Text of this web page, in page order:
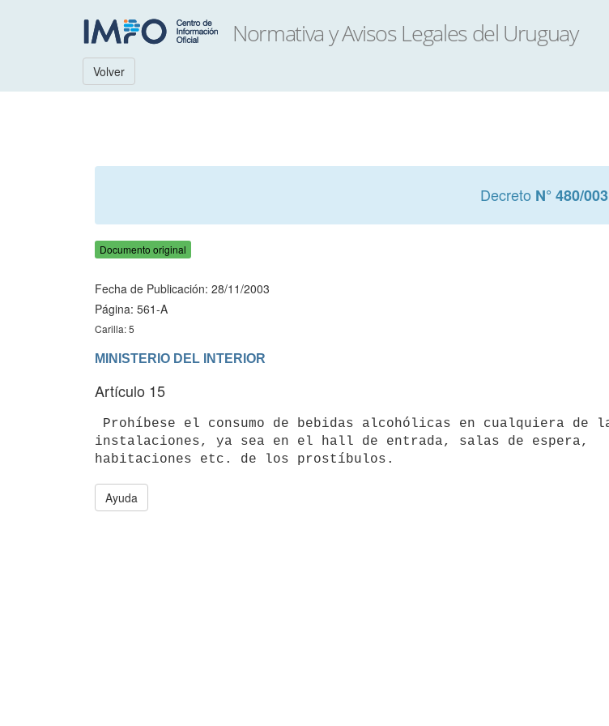
Volver
Decreto N° 480/003
Documento original
Fecha de Publicación: 28/11/2003
Página: 561-A
Carilla: 5
MINISTERIO DEL INTERIOR
Artículo 15
instalaciones, ya sea en el hall de entrada, salas de espera,
Ayuda